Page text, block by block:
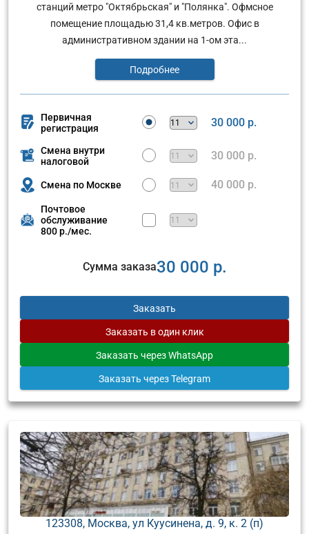
станций метро "Октябрьская" и "Полянка". Офмсное
помещение площадью 31,4 кв.метров. Офис в
административном здании на 1-ом эта...
Подробнее
Первичная
регистрация
30 000 р.
Смена внутри
налоговой
30 000 р.
Смена по Москве 40 000 р.
Почтовое
обслуживание
800 р./мес.
Сумма заказа30 000 р.
Заказать
Заказать в один клик
Заказать через WhatsApp
Заказать через Telegram
123308, Москва, ул Куусинена, д. 9, к. 2 (п)